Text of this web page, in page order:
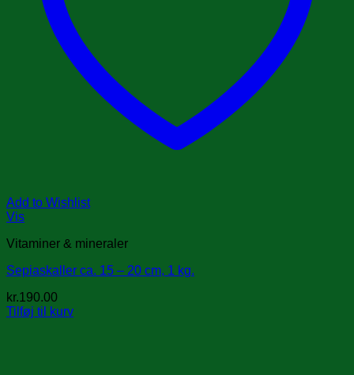
Add to Wishlist
Vis
Vitaminer & mineraler
Sepiaskaller ca. 15 – 20 cm, 1 kg.
kr.190.00
Tilføj til kurv